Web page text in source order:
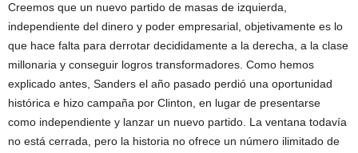
Creemos que un nuevo partido de masas de izquierda,
independiente del dinero y poder empresarial, objetivamente es lo
que hace falta para derrotar decididamente a la derecha, a la clase
millonaria y conseguir logros transformadores. Como hemos
explicado antes, Sanders el año pasado perdió una oportunidad
histórica e hizo campaña por Clinton, en lugar de presentarse
como independiente y lanzar un nuevo partido. La ventana todavía
no está cerrada, pero la historia no ofrece un número ilimitado de